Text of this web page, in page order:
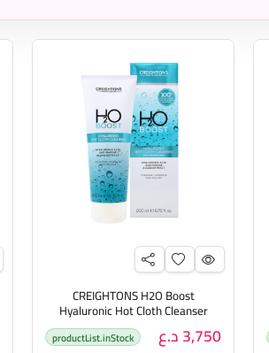
CREIGHTONS H2O Boost
Hyaluronic Hot Cloth Cleanser
200ml كريتونس غسول منقي
للبشرة 3,750 د.ع productList.inStock